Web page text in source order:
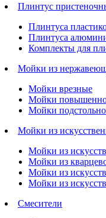
Плинтус
Плинтуса
Плинтуса
Комплекты для
Мойки из
Мойки врезные
Мойки
Мойки
Мойки из
Мойки из
Мойки из
Мойки из
Мойки из
Смесители